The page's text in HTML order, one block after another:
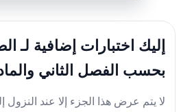
إليك اختبارات إضافية لـ
بحسب الفصل الثاني
لا يتم عرض هذا الجزء إلا عند النزول